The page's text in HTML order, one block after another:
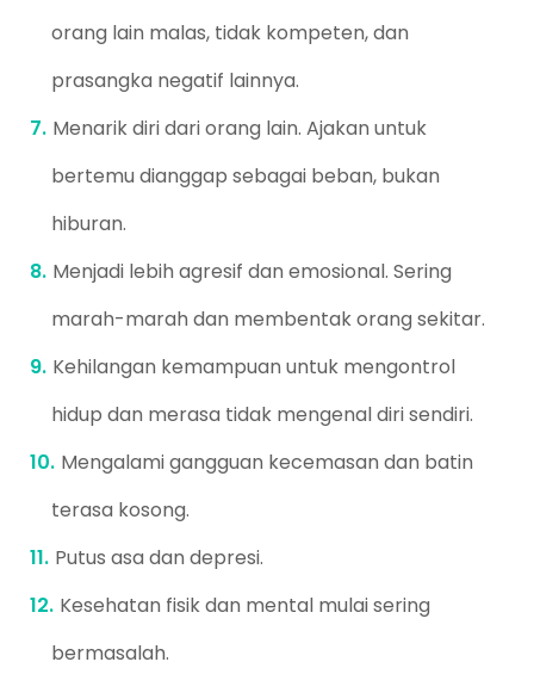
orang lain malas, tidak kompeten, dan
prasangka negatif lainnya.
Menarik diri dari orang lain. Ajakan untuk
bertemu dianggap sebagai beban, bukan
hiburan.
Menjadi lebih agresif dan emosional. Sering
marah-marah dan membentak orang sekitar.
Kehilangan kemampuan untuk mengontrol
hidup dan merasa tidak mengenal diri sendiri.
Mengalami gangguan kecemasan dan batin
terasa kosong.
Putus asa dan depresi.
Kesehatan fisik dan mental mulai sering
bermasalah.